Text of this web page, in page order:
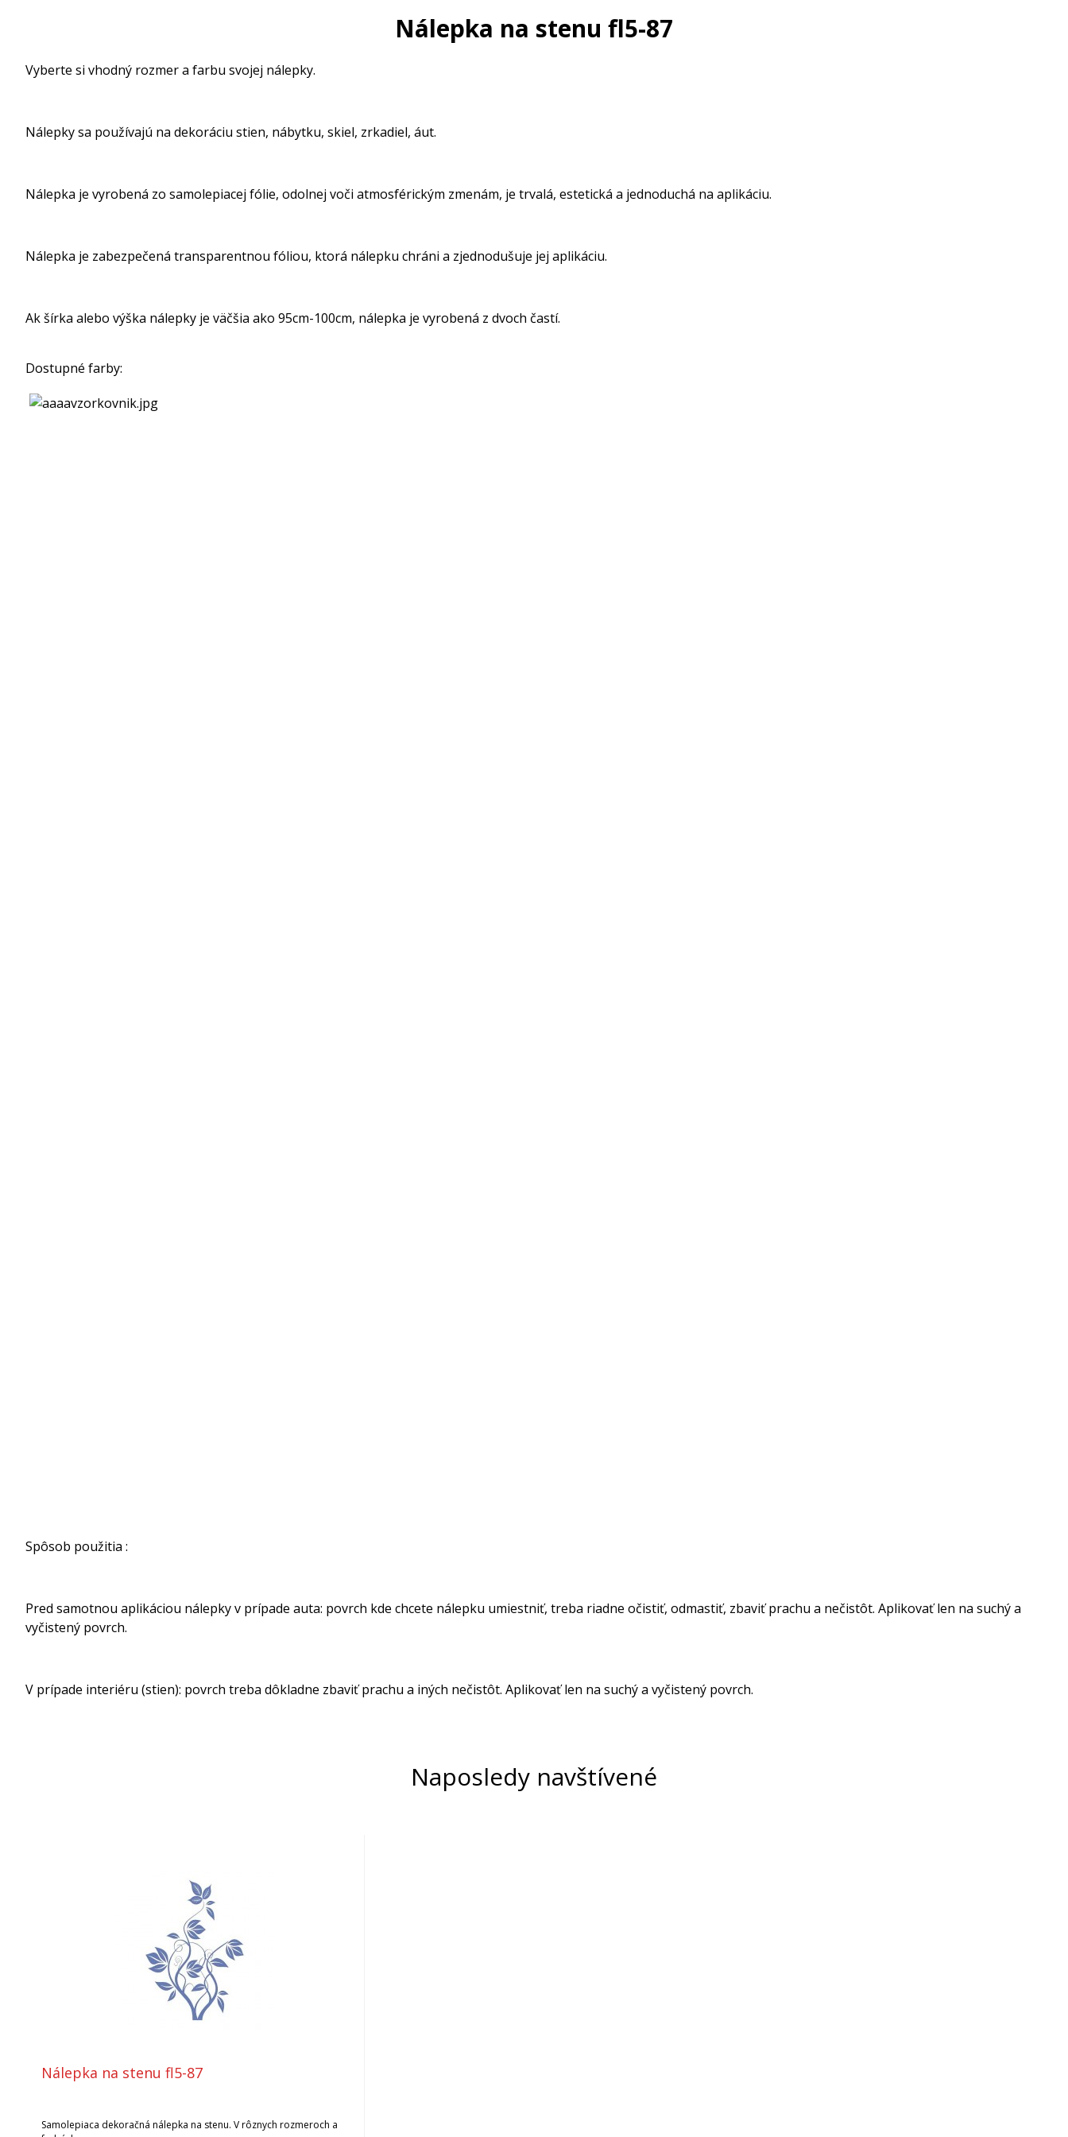
Nálepka na stenu fl5-87
Vyberte si vhodný rozmer a farbu svojej nálepky.
Nálepky sa používajú na dekoráciu stien, nábytku, skiel, zrkadiel, áut.
Nálepka je vyrobená zo samolepiacej fólie, odolnej voči atmosférickým zmenám, je trvalá, estetická a jednoduchá na aplikáciu.
Nálepka je zabezpečená transparentnou fóliou, ktorá nálepku chráni a zjednodušuje jej aplikáciu.
Ak šírka alebo výška nálepky je väčšia ako 95cm-100cm, nálepka je vyrobená z dvoch častí.
Dostupné farby:
Spôsob použitia :
Pred samotnou aplikáciou nálepky v prípade auta: povrch kde chcete nálepku umiestniť, treba riadne očistiť, odmastiť, zbaviť prachu a nečistôt. Aplikovať len na suchý a
vyčistený povrch.
V prípade interiéru (stien): povrch treba dôkladne zbaviť prachu a iných nečistôt. Aplikovať len na suchý a vyčistený povrch.
Naposledy navštívené
Nálepka na stenu fl5-87
Samolepiaca dekoračná nálepka na stenu. V rôznych rozmeroch a